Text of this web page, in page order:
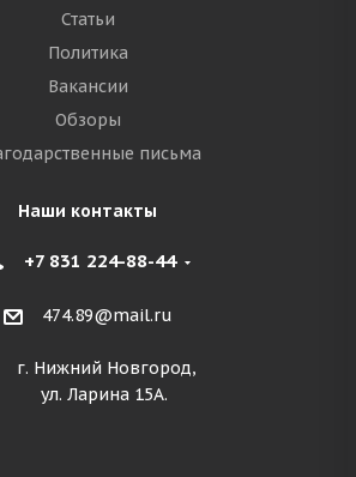
Статьи
Политика
Вакансии
Обзоры
письма
Наши контакты
+7 831 224-88-44
474.89@mail.ru
г. Нижний Новгород,
ул. Ларина 15А.